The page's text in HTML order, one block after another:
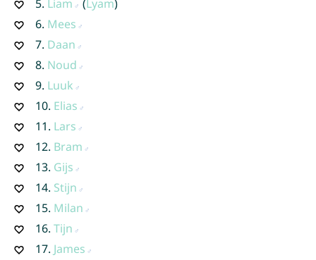
5. Liam (Lyam)
6. Mees
7. Daan
8. Noud
9. Luuk
10. Elias
11. Lars
12. Bram
13. Gijs
14. Stijn
15. Milan
16. Tijn
17. James